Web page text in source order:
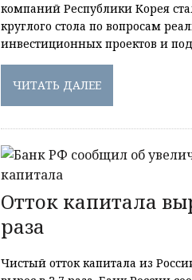
компаний Республики Корея
круглого стола по вопросам
инвестиционных проектов и
ЧИТАТЬ ДАЛЕЕ
Отток капитала
раза
Чистый отток капитала из